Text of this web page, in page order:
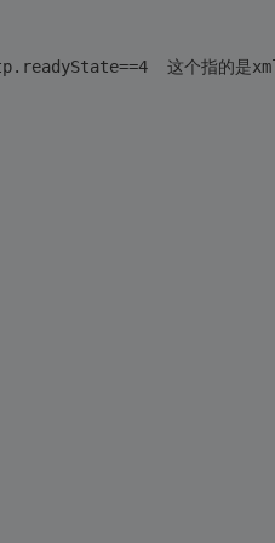
这个指的是